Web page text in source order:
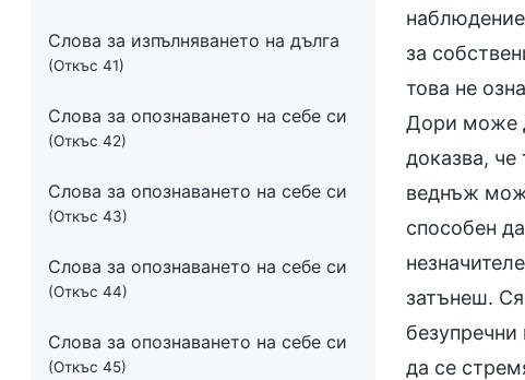
Слова за изпълняването на дълга
(Откъс 41)
Слова за опознаването на себе си
(Откъс 42)
Слова за опознаването на себе си
(Откъс 43)
Слова за опознаването на себе си
(Откъс 44)
Слова за опознаването на себе си
(Откъс 45)
за
това не
Дори може
доказва,
веднъж
способен
затънеш.
да се